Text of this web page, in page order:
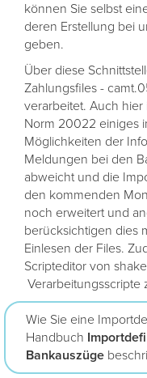
können Sie selbst
deren Erstellung bei
geben.
Über diese
Zahlungsfiles -
verarbeitet. Auch
Norm 20022 einiges
Möglichkeiten der
Meldungen bei den
abweicht und die
den kommenden
noch erweitert und
berücksichtigen dies
Einlesen der Files.
Scripteditor von
Verarbeitungsscripte
Wie Sie eine
Handbuch
Bankauszüge